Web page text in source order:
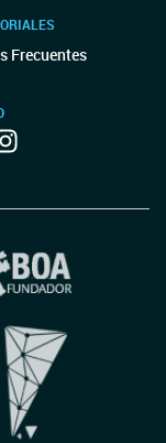
Frecuentes